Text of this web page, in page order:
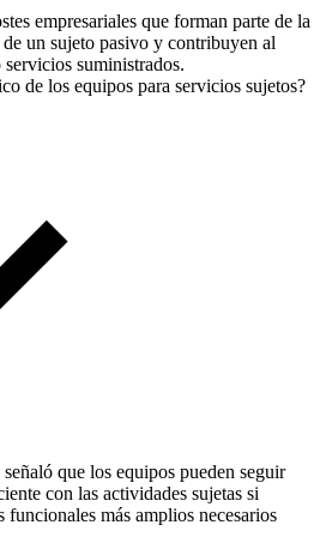
empresariales que forman parte de la
un sujeto pasivo y contribuyen al
suministrados.
de los equipos para servicios sujetos?
que los equipos pueden seguir
con las actividades sujetas si
funcionales más amplios necesarios